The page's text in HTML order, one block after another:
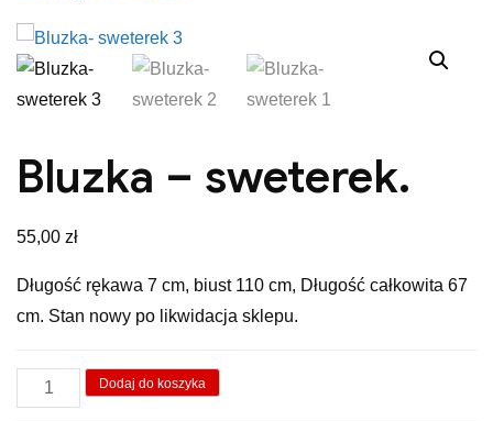
Bluzka – sweterek.
55,00 zł
Długość rękawa 7 cm, biust 110 cm, Długość całkowita 67
cm. Stan nowy po likwidacja sklepu.
ilość
Bluzka
Dodaj do koszyka